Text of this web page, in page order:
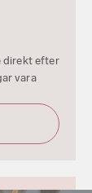
direkt efter
vara